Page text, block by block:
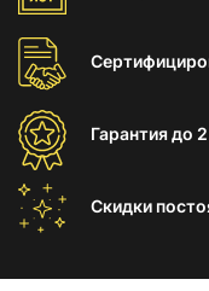
Гарантиядо
Скидки